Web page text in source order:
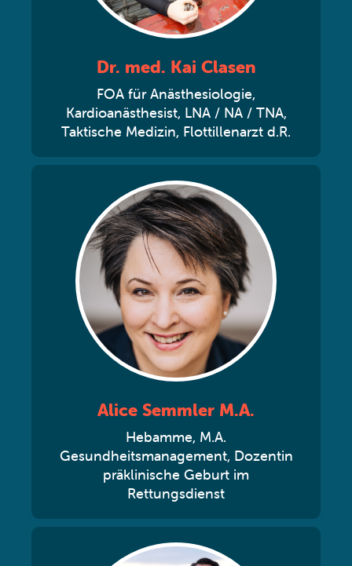
Dr. med. Kai Clasen
FOA für Anästhesiologie,
Kardioanästhesist, LNA / NA / TNA,
Taktische Medizin, Flottillenarzt d.R.
Alice Semmler M.A.
Hebamme, M.A.
Gesundheitsmanagement, Dozentin
präklinische Geburt im
Rettungsdienst